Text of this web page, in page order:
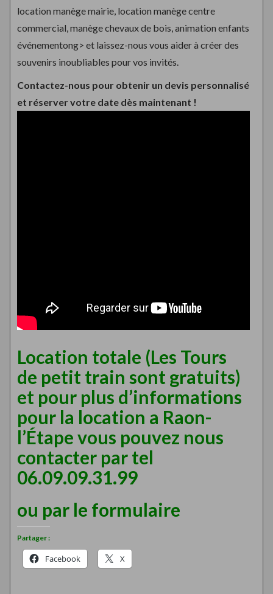
location manège mairie, location manège centre
commercial, manège chevaux de bois, animation enfants
événementong> et laissez-nous vous aider à créer des
souvenirs inoubliables pour vos invités.
Contactez-nous pour obtenir un devis personnalisé
et réserver votre date dès maintenant !
Location totale (Les Tours
de petit train sont gratuits)
et pour plus d’informations
pour la location a Raon-
l’Étape vous pouvez nous
contacter par tel
06.09.09.31.99
ou par le formulaire
Partager :
Facebook X